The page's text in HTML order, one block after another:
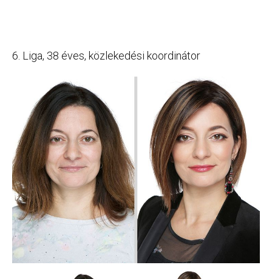
6. Liga, 38 éves, közlekedési koordinátor